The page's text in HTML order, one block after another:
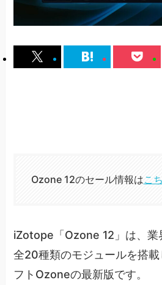
Ozone 12のセール情報はこ
iZotope「Ozone 12」は、業
全20種類のモジュールを搭
フトOzoneの最新版です。